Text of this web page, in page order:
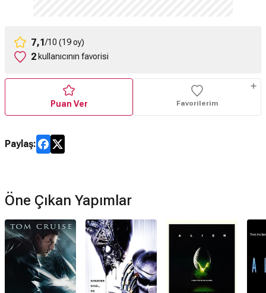
7,1/10 (19 oy)
2 kullanıcının favorisi
Puan Ver Favorilerim
Paylaş:
Öne Çıkan Yapımlar